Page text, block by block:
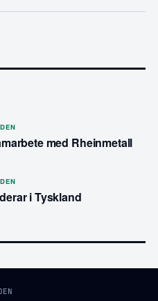
med Rheinmetall
i Tyskland